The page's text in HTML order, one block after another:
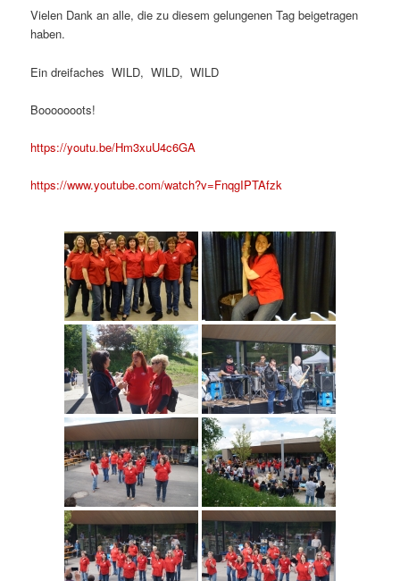
Vielen Dank an alle, die zu diesem gelungenen Tag beigetragen
haben.
Ein dreifaches WILD, WILD, WILD
Booooooots!
https://youtu.be/Hm3xuU4c6GA
https://www.youtube.com/watch?v=FnqgIPTAfzk